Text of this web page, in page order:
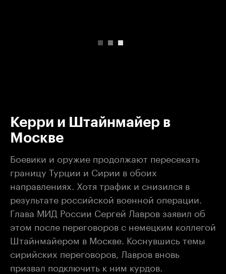
Керри и Штайнмайер в
Москве
Боевики и оружие продолжают пересекать
границу Турции и Сирии в обоих
направлениях. Хотя трафик и снизился в
результате российской военной операции.
Глава МИД России Сергей Лавров заявил об
этом после переговоров с немецким коллегой
Штайнмайером в Москве. Коснувшись темы
сирийских переговоров, Лавров вновь
призвал подключить к ним курдов.